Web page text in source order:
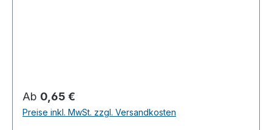
Regulärer Preis:
Ab 0,65 €
Preise inkl. MwSt. zzgl. Versandkosten